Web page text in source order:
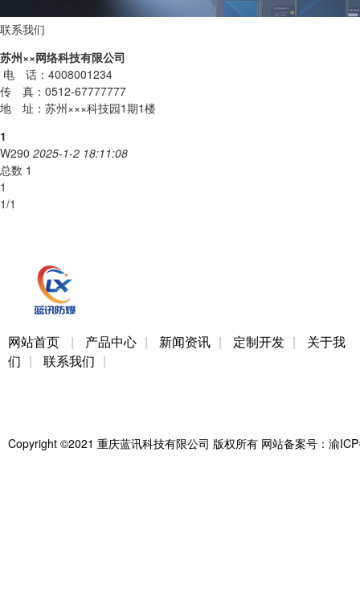
联系我们
苏州××网络科技有限公司
电 话：4008001234
传 真：0512-67777777
地 址：苏州×××科技园1期1楼
1
W290 2025-1-2 18:11:08
总数 1
1
1/1
网站首页 | 产品中心 | 新闻资讯 | 定制开发 |
关于我
们 | 联系我们 |
Copyright ©2021 重庆蓝讯科技有限公司 版权所有 网站备案号： 渝